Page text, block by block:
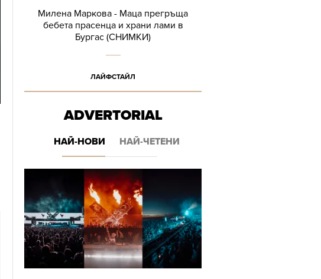
Милена Маркова - Маца прегръща
бебета прасенца и храни лами в
Бургас (СНИМКИ)
ЛАЙФСТАЙЛ
ADVERTORIAL
НАЙ-НОВИ НАЙ-ЧЕТЕНИ